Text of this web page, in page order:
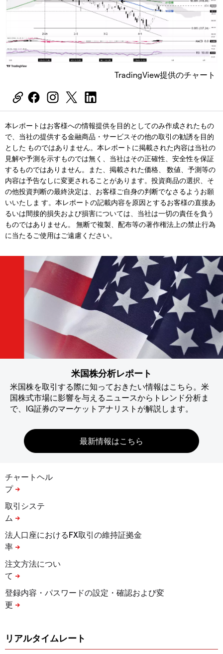
TradingView提供のチャート
本レポートはお客様への情報提供を目的としてのみ作成されたもの
で、当社の提供する金融商品・サービスその他の取引の勧誘を目的
とした ものではありません。本レポートに掲載された内容は当社の
見解や予測を示すものでは無く、当社はその正確性、安全性を保証
するものではありません。また、掲載された価格、 数値、予測等の
内容は予告なしに変更されることがあります。投資商品の選択、そ
の他投資判断の最終決定は、お客様ご自身の判断でなさるようお願
いいたしま す。本レポートの記載内容を原因とするお客様の直接あ
るいは間接的損失および損害については、当社は一切の責任を負う
ものではありません。 無断で複製、配布等の著作権法上の禁止行為
に当たるご使用はご遠慮ください。
米国株分析レポート
米国株を取引する際に知っておきたい情報はこちら。米
国株式市場に影響を与えるニュースからトレンド分析ま
で、IG証券のマーケットアナリストが解説します。
チャートヘル
プ
取引システ
ム
法人口座におけるFX取引の維持証拠金
率
注文方法につい
て
登録内容・パスワードの設定・確認および変
更
リアルタイムレート